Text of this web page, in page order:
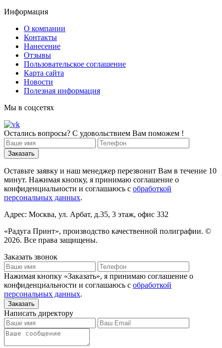
Информация
О компании
Контакты
Нанесение
Отзывы
Пользовательское соглашение
Карта сайта
Новости
Полезная информация
Мы в соцсетях
Остались вопросы? С удовольствием Вам поможем !
Оставьте заявку и наш менеджер перезвонит Вам в течение 10
минут. Нажимая кнопку, я принимаю соглашение о
конфиденциальности и соглашаюсь с обработкой
персональных данных.
Адрес: Москва, ул. Арбат, д.35, 3 этаж, офис 332
«Радуга Принт», производство качественной полиграфии. ©
2026. Все права защищены.
Заказать звонок
Нажимая кнопку «Заказать», я принимаю соглашение о
конфиденциальности и соглашаюсь с обработкой
персональных данных.
Написать директору